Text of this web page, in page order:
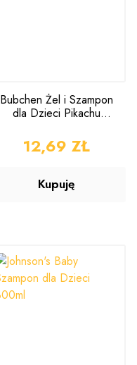
Bubchen Żel i Szampon
dla Dzieci Pikachu
CENA
12,69 ZŁ
Kupuję